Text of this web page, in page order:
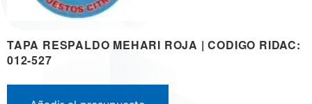
TAPA RESPALDO MEHARI ROJA | CODIGO RIDAC:
012-527